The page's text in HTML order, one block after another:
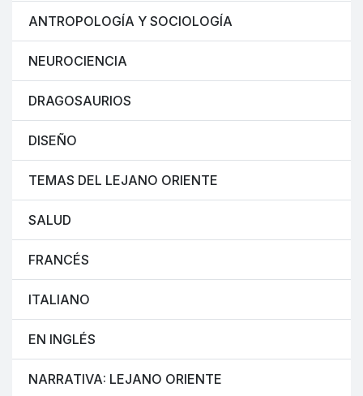
ANTROPOLOGÍA Y SOCIOLOGÍA
NEUROCIENCIA
DRAGOSAURIOS
DISEÑO
TEMAS DEL LEJANO ORIENTE
SALUD
FRANCÉS
ITALIANO
EN INGLÉS
NARRATIVA: LEJANO ORIENTE